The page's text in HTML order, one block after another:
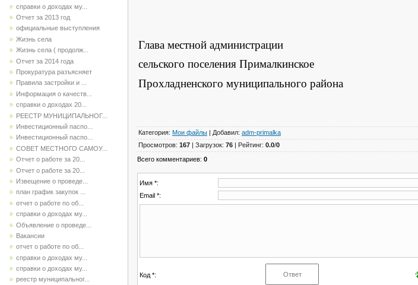
справки о доходах му...
Отчет за 2013 год
официальные выступления
Жизнь села
Жизнь села ( продолж...
Отчет за 2014 года
Прокуратура разъясняет
Правила застройки и ...
Информация о качеств...
справки о доходах 20...
РЕЕСТР МУНИЦИПАЛЬНОГ...
Инвестиционный паспо...
Инвестиционный паспо...
СОВЕТ МЕСТНОГО САМОУ...
Отчет о работе за 20...
Отчет о работе за 20...
Извещение о проведе...
план график закупок ...
отчет о работе по об...
справки о доходах му...
Объявление о проведе...
Вакансии
отчет о работе по об...
справки о доходах му...
справки о доходах му...
реестр муниципальног...
Глава местной администрации
сельского поселения Прималкинское
Прохладненского муниципального
Категория: Мои файлы | Добавил: adm-primalka
Просмотров: 167 | Загрузок: 76 | Рейтинг: 0.0/0
Всего комментариев: 0
Имя *:
Email *:
Код *: